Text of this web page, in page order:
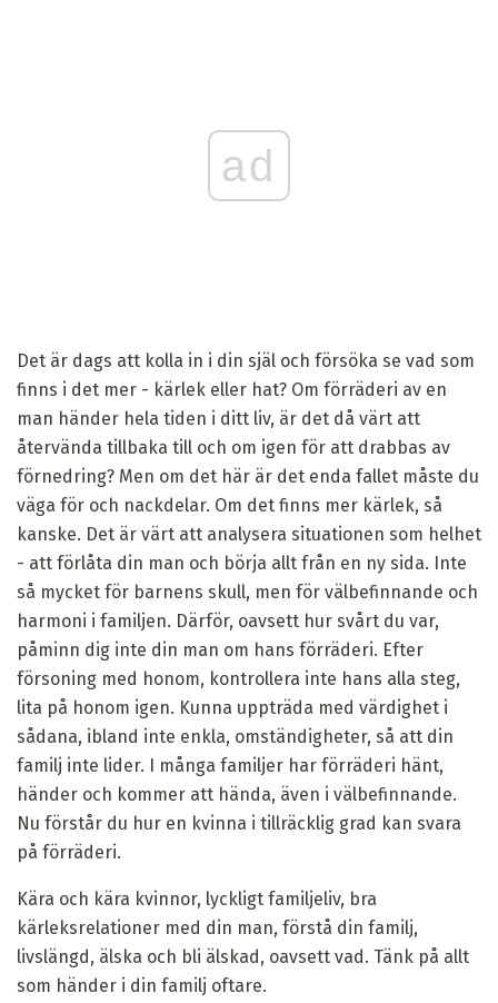
ad
Det är dags att kolla in i din själ och försöka se vad som
finns i det mer - kärlek eller hat? Om förräderi av en
man händer hela tiden i ditt liv, är det då värt att
återvända tillbaka till och om igen för att drabbas av
förnedring? Men om det här är det enda fallet måste du
väga för och nackdelar. Om det finns mer kärlek, så
kanske. Det är värt att analysera situationen som helhet
- att förlåta din man och börja allt från en ny sida. Inte
så mycket för barnens skull, men för välbefinnande och
harmoni i familjen. Därför, oavsett hur svårt du var,
påminn dig inte din man om hans förräderi. Efter
försoning med honom, kontrollera inte hans alla steg,
lita på honom igen. Kunna uppträda med värdighet i
sådana, ibland inte enkla, omständigheter, så att din
familj inte lider. I många familjer har förräderi hänt,
händer och kommer att hända, även i välbefinnande.
Nu förstår du hur en kvinna i tillräcklig grad kan svara
på förräderi.
Kära och kära kvinnor, lyckligt familjeliv, bra
kärleksrelationer med din man, förstå din familj,
livslängd, älska och bli älskad, oavsett vad. Tänk på allt
som händer i din familj oftare.